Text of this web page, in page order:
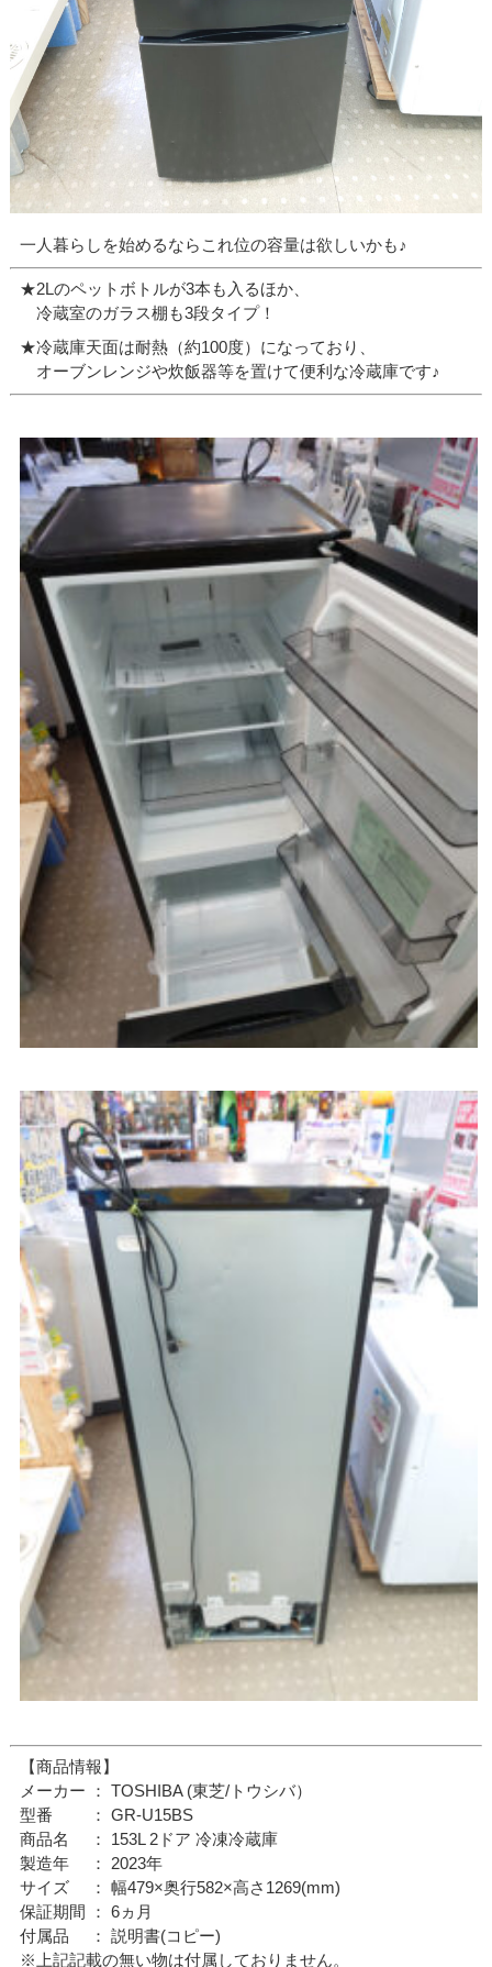
一人暮らしを始めるならこれ位の容量は欲しいかも♪
★2Lのペットボトルが3本も入るほか、
冷蔵室のガラス棚も3段タイプ！
★冷蔵庫天面は耐熱（約100度）になっており、
オーブンレンジや炊飯器等を置けて便利な冷蔵庫です♪
【商品情報】
メーカー ： TOSHIBA (東芝/トウシバ）
型番 ： GR-U15BS
商品名 ： 153L 2ドア 冷凍冷蔵庫
製造年 ： 2023年
サイズ ： 幅479×奥行582×高さ1269(mm)
保証期間 ： 6ヵ月
付属品 ： 説明書(コピー)
※上記記載の無い物は付属しておりません。